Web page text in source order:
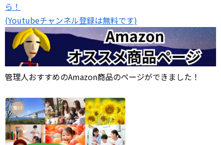
ら！
(Youtubeチャンネル登録は無料です)
管理人おすすめのAmazon商品のページができました！